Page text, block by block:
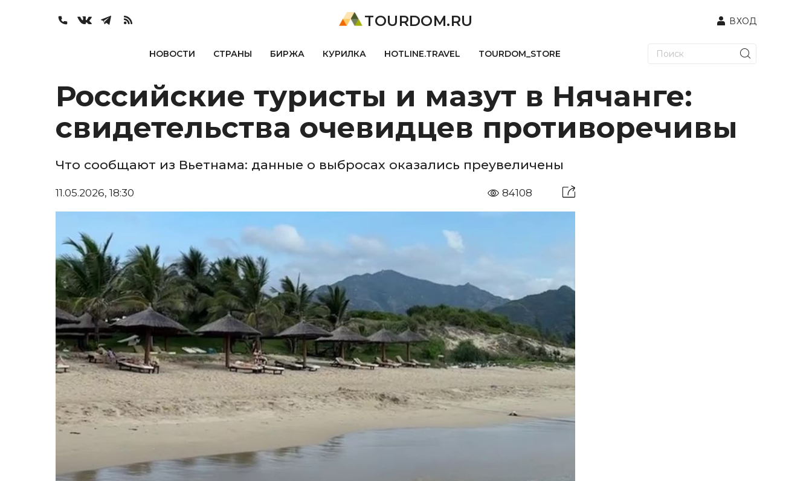
TOURDOM.RU ВХОД
НОВОСТИ СТРАНЫ БИРЖА КУРИЛКА HOTLINE.TRAVEL TOURDOM_STORE
Российские туристы и мазут в Нячанге:
свидетельства очевидцев противоречивы
Что сообщают из Вьетнама: данные о выбросах оказались преувеличены
11.05.2026, 18:30 84108